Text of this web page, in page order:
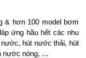
& hơn 100 model bơm
ứng hầu hết các nhu
hút nước thải, hút
nước nóng, …